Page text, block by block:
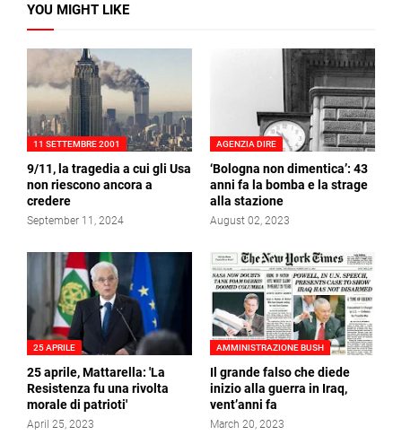
YOU MIGHT LIKE
11 SETTEMBRE 2001
9/11, la tragedia a cui gli Usa
non riescono ancora a
credere
September 11, 2024
AGENZIA DIRE
‘Bologna non dimentica’: 43
anni fa la bomba e la strage
alla stazione
August 02, 2023
25 APRILE
25 aprile, Mattarella: 'La
Resistenza fu una rivolta
morale di patrioti'
April 25, 2023
AMMINISTRAZIONE BUSH
Il grande falso che diede
inizio alla guerra in Iraq,
vent’anni fa
March 20, 2023